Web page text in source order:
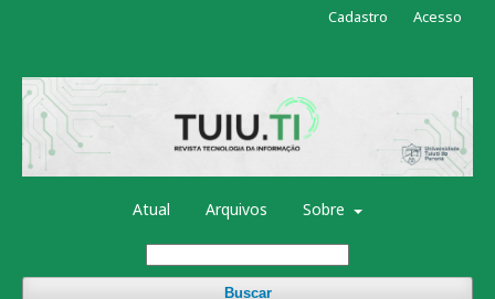
Atual Arquivos Sobre
Buscar
Cadastro Acesso